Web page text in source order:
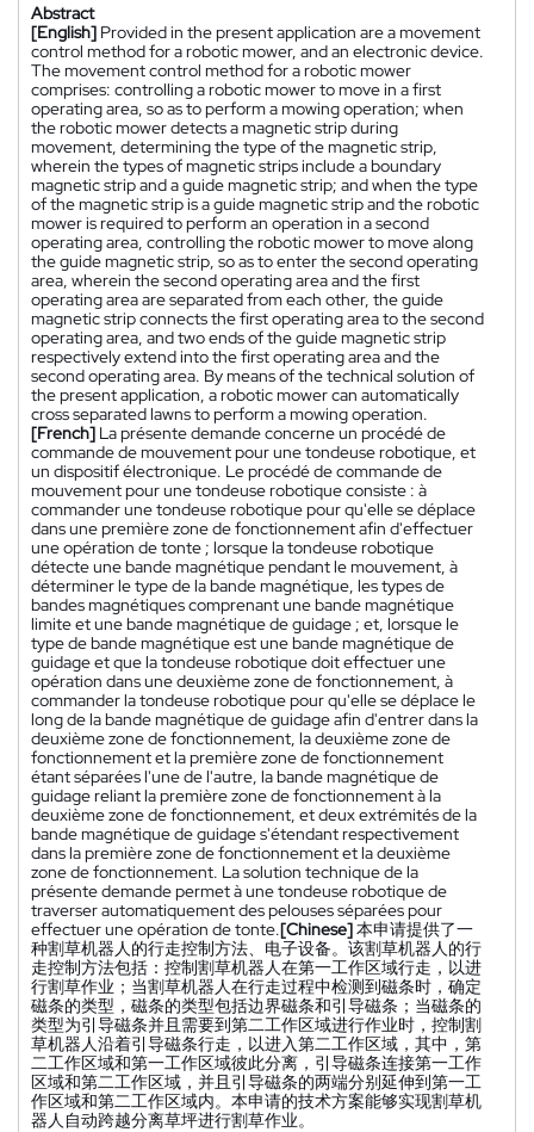
Abstract
[English] Provided in the present application are a movement
control method for a robotic mower, and an electronic device.
The movement control method for a robotic mower
comprises: controlling a robotic mower to move in a first
operating area, so as to perform a mowing operation; when
the robotic mower detects a magnetic strip during
movement, determining the type of the magnetic strip,
wherein the types of magnetic strips include a boundary
magnetic strip and a guide magnetic strip; and when the type
of the magnetic strip is a guide magnetic strip and the robotic
mower is required to perform an operation in a second
operating area, controlling the robotic mower to move along
the guide magnetic strip, so as to enter the second operating
area, wherein the second operating area and the first
operating area are separated from each other, the guide
magnetic strip connects the first operating area to the second
operating area, and two ends of the guide magnetic strip
respectively extend into the first operating area and the
second operating area. By means of the technical solution of
the present application, a robotic mower can automatically
cross separated lawns to perform a mowing operation.
[French] La présente demande concerne un procédé de
commande de mouvement pour une tondeuse robotique, et
un dispositif électronique. Le procédé de commande de
mouvement pour une tondeuse robotique consiste : à
commander une tondeuse robotique pour qu'elle se déplace
dans une première zone de fonctionnement afin d'effectuer
une opération de tonte ; lorsque la tondeuse robotique
détecte une bande magnétique pendant le mouvement, à
déterminer le type de la bande magnétique, les types de
bandes magnétiques comprenant une bande magnétique
limite et une bande magnétique de guidage ; et, lorsque le
type de bande magnétique est une bande magnétique de
guidage et que la tondeuse robotique doit effectuer une
opération dans une deuxième zone de fonctionnement, à
commander la tondeuse robotique pour qu'elle se déplace le
long de la bande magnétique de guidage afin d'entrer dans la
deuxième zone de fonctionnement, la deuxième zone de
fonctionnement et la première zone de fonctionnement
étant séparées l'une de l'autre, la bande magnétique de
guidage reliant la première zone de fonctionnement à la
deuxième zone de fonctionnement, et deux extrémités de la
bande magnétique de guidage s'étendant respectivement
dans la première zone de fonctionnement et la deuxième
zone de fonctionnement. La solution technique de la
présente demande permet à une tondeuse robotique de
traverser automatiquement des pelouses séparées pour
effectuer une opération de tonte.[Chinese]本申请提供了一
种割草机器人的行走控制方法、电子设备。该割草机器人的行
走控制方法包括：控制割草机器人在第一工作区域行走，以进
行割草作业；当割草机器人在行走过程中检测到磁条时，确定
磁条的类型，磁条的类型包括边界磁条和引导磁条；当磁条的
类型为引导磁条并且需要到第二工作区域进行作业时，控制割
草机器人沿着引导磁条行走，以进入第二工作区域，其中，第
二工作区域和第一工作区域彼此分离，引导磁条连接第一工作
区域和第二工作区域，并且引导磁条的两端分别延伸到第一工
作区域和第二工作区域内。本申请的技术方案能够实现割草机
器人自动跨越分离草坪进行割草作业。